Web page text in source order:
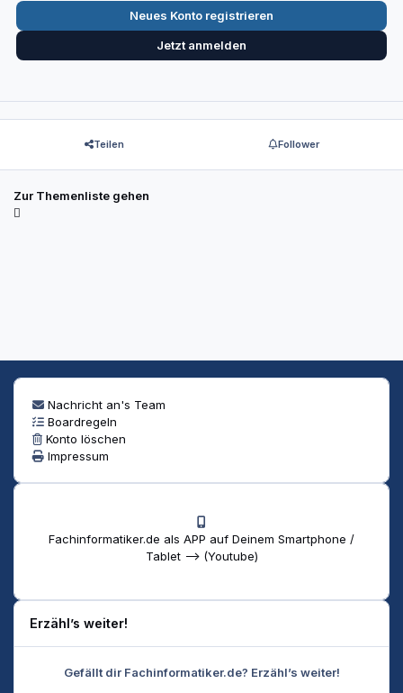
Neues Konto registrieren
Jetzt anmelden
Teilen Follower
Zur Themenliste gehen
Nachricht an's Team
Boardregeln
Konto löschen
Impressum
Fachinformatiker.de als APP auf Deinem Smartphone /
Tablet --> (Youtube)
Erzähl’s weiter!
Gefällt dir Fachinformatiker.de? Erzähl’s weiter!